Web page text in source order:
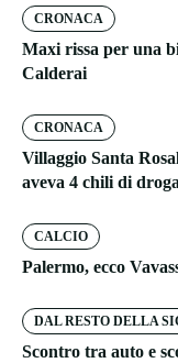
CRONACA
Maxi rissa per una
Calderai
CRONACA
Villaggio Santa
aveva 4 chili di droga
CALCIO
Palermo, ecco
DAL RESTO DELLA
Scontro tra auto e